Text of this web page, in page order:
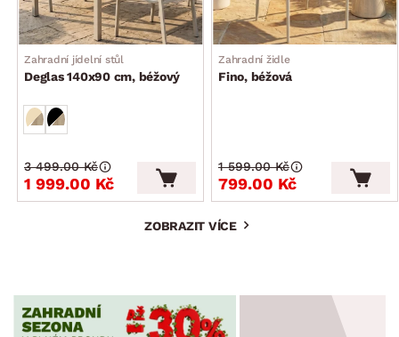
Zahradní jídelní stůl
Deglas 140x90 cm, béžový
1 999.00 Kč
3 499.00 Kč
Zahradní židle
Fino, béžová
799.00 Kč
1 599.00 Kč
ZOBRAZIT VÍCE